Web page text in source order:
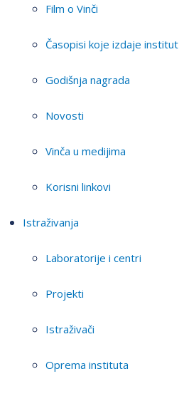
Film o Vinči
Časopisi koje izdaje institut
Godišnja nagrada
Novosti
Vinča u medijima
Korisni linkovi
Istraživanja
Laboratorije i centri
Projekti
Istraživači
Oprema instituta